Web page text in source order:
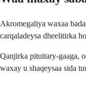
Akromegaliya waxaa
carqaladeysa dheelitirka
Qanjirka pituitary-gaaga,
waxay u shaqeysaa sida